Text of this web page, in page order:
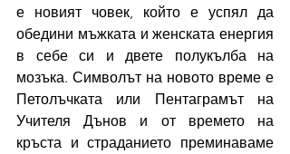
е новият човек, който е успял да
обедини мъжката и женската енергия
в себе си и двете полукълба на
мозъка. Символът на новото време е
Петолъчката или Пентаграмът на
Учителя Дънов и от времето на
кръста и страданието преминаваме